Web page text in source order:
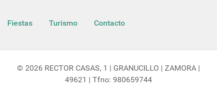
Fiestas Turismo Contacto
© 2026 RECTOR CASAS, 1 | GRANUCILLO | ZAMORA |
49621 | Tfno: 980659744